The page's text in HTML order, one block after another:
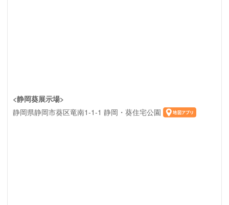
<静岡葵展示場>
静岡県静岡市葵区竜南1-1-1 静岡・葵住宅公園